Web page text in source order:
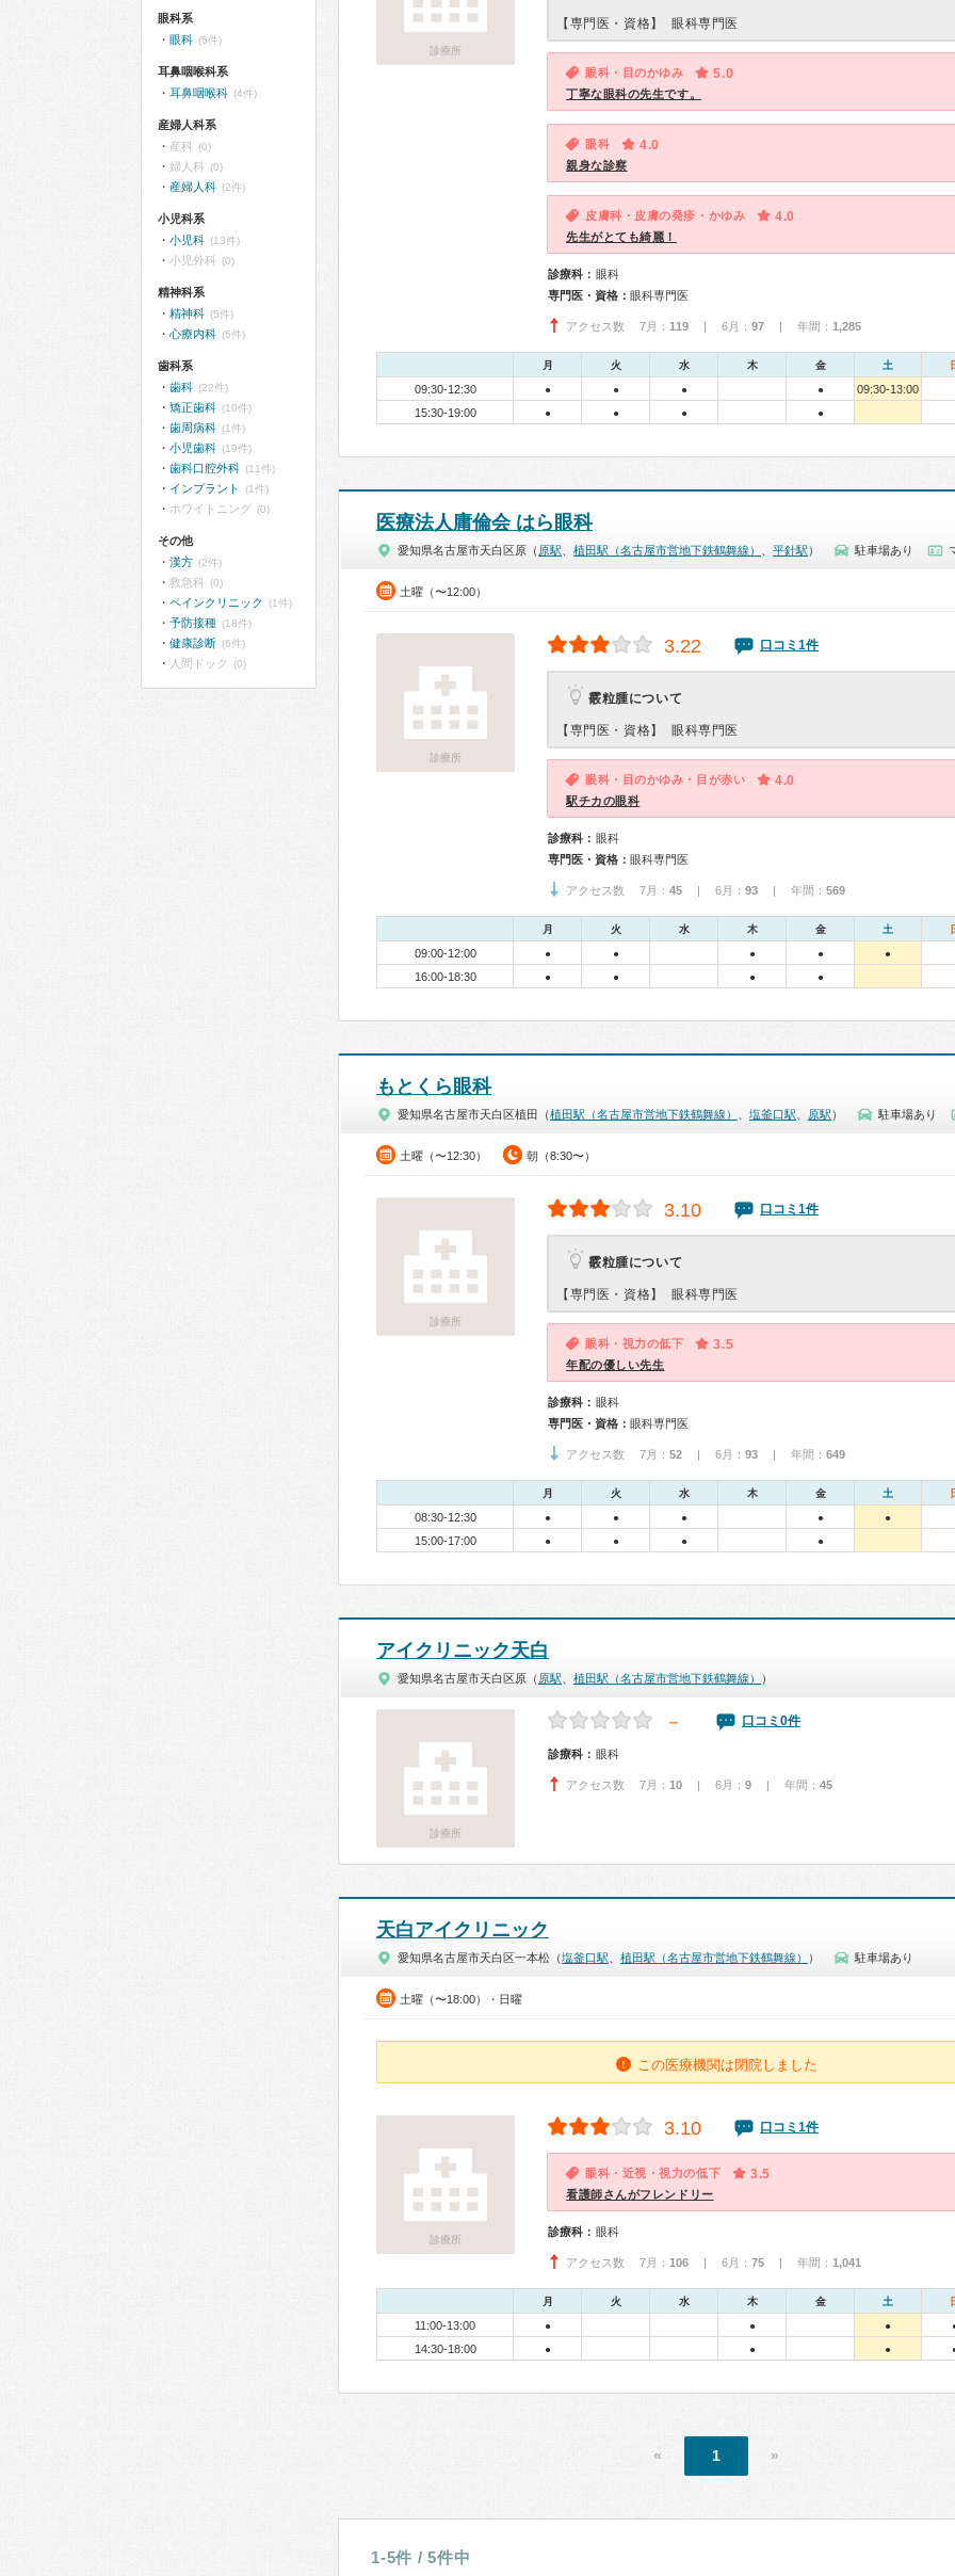
診療所
【専門医・資格】 眼科専門医
眼科・目のかゆみ 5.0
丁寧な眼科の先生です。
眼科 4.0
親身な診察
皮膚科・皮膚の発疹・かゆみ 4.0
先生がとても綺麗！
診療科： 眼科
専門医・資格： 眼科専門医
アクセス数 7月： 119 | 6月： 97 | 年間： 1,285
月 火 水 木 金 土
09:30-12:30 ● ● ● ●
09:30-13:00
15:30-19:00
● ● ● ●
医療法人庸倫会 はら眼科
愛知県名古屋市天白区原（ 原駅 植田駅（名古屋市営地下鉄鶴舞線） 平針駅 ） 駐車場あり
土曜（〜12:00）
診療所
3.22 口コミ1件
霰粒腫について
【専門医・資格】 眼科専門医
眼科・目のかゆみ・目が赤い 4.0
駅チカの眼科
診療科： 眼科
専門医・資格： 眼科専門医
アクセス数 7月： 45 | 6月： 93 | 年間： 569
月 火 水 木 金 土
09:00-12:00 ● ● ● ● ●
16:00-18:30 ● ● ● ●
もとくら眼科
愛知県名古屋市天白区植田（植田駅（名古屋市営地下鉄鶴舞線） 塩釜口駅 原駅 ） 駐車場あり
土曜（〜12:30） 朝（8:30〜）
診療所
3.10 口コミ1件
霰粒腫について
【専門医・資格】 眼科専門医
眼科・視力の低下 3.5
年配の優しい先生
診療科： 眼科
専門医・資格： 眼科専門医
アクセス数 7月： 52 | 6月： 93 | 年間： 649
月 火 水 木 金 土
08:30-12:30 ● ● ● ● ●
15:00-17:00 ● ● ● ●
アイクリニック天白
愛知県名古屋市天白区原（ 原駅 植田駅（名古屋市営地下鉄鶴舞線） ）
診療所
－ 口コミ0件
診療科： 眼科
アクセス数 7月： 10 | 6月： 9 | 年間： 45
天白アイクリニック
愛知県名古屋市天白区一本松（塩釜口駅 植田駅（名古屋市営地下鉄鶴舞線） ） 駐車場あり
土曜（〜18:00）・日曜
この医療機関は閉院しました
診療所
3.10 口コミ1件
眼科・近視・視力の低下 3.5
看護師さんがフレンドリー
診療科： 眼科
アクセス数 7月： 106 | 6月： 75 | 年間： 1,041
月 火 水 木 金 土
11:00-13:00 ● ● ●
14:30-18:00 ● ● ●
« 1 »
1-5件 / 5件中
眼科系
眼科 (5件)
耳鼻咽喉科系
耳鼻咽喉科 (4件)
産婦人科系
産科 (0)
婦人科 (0)
産婦人科 (2件)
小児科系
小児科 (13件)
小児外科 (0)
精神科系
精神科 (5件)
心療内科 (5件)
歯科系
歯科 (22件)
矯正歯科 (10件)
歯周病科 (1件)
小児歯科 (19件)
歯科口腔外科 (11件)
インプラント (1件)
ホワイトニング (0)
その他
漢方 (2件)
救急科 (0)
ペインクリニック (1件)
予防接種 (18件)
健康診断 (6件)
人間ドック (0)